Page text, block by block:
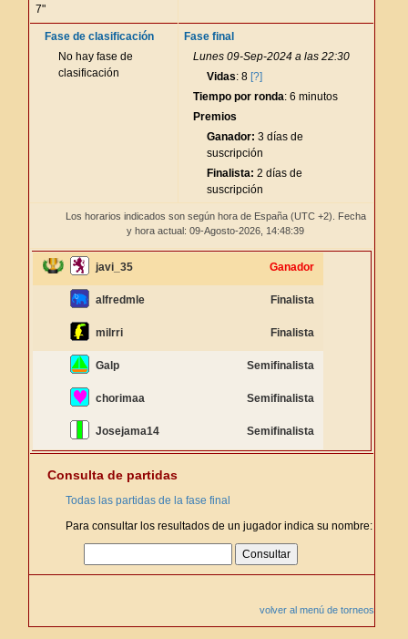
7"
Fase de clasificación
No hay fase de
clasificación
Fase final
Lunes 09-Sep-2024 a las 22:30
Vidas: 8 [?]
Tiempo por ronda: 6 minutos
Premios
Ganador: 3 días de
suscripción
Finalista: 2 días de
suscripción
Los horarios indicados son según hora de España (UTC +2). Fecha
y hora actual: 09-Agosto-2026, 14:48:39
javi_35 Ganador
alfredmle Finalista
milrri Finalista
Galp Semifinalista
chorimaa Semifinalista
Josejama14 Semifinalista
Consulta de partidas
Todas las partidas de la fase final
Para consultar los resultados de un jugador indica su nombre:
volver al menú de torneos